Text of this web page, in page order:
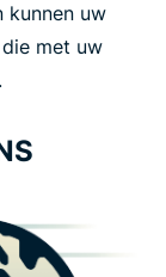
kunnen uw
met uw